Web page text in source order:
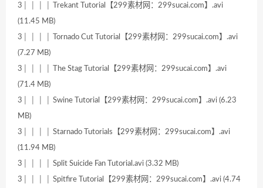
3│ │ │ │ Trekant Tutorial【299素材网：299sucai.com】.avi
(11.45 MB)
3│ │ │ │ Tornado Cut Tutorial【299素材网：299sucai.com】.avi
(7.27 MB)
3│ │ │ │ The Stag Tutorial【299素材网：299sucai.com】.avi
(71.4 MB)
3│ │ │ │ Swine Tutorial【299素材网：299sucai.com】.avi (6.23
MB)
3│ │ │ │ Starnado Tutorials【299素材网：299sucai.com】.avi
(11.94 MB)
3│ │ │ │ Split Suicide Fan Tutorial.avi (3.32 MB)
3│ │ │ │ Spitfire Tutorial【299素材网：299sucai.com】.avi (4.74